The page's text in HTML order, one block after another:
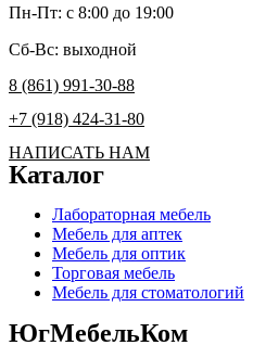
Пн-Пт: c 8:00 до 19:00
Сб-Вс: выходной
8 (861) 991-30-88
+7 (918) 424-31-80
НАПИСАТЬ НАМ
Каталог
Лабораторная мебель
Мебель для аптек
Мебель для оптик
Торговая мебель
Мебель для стоматологий
ЮгМебельКом